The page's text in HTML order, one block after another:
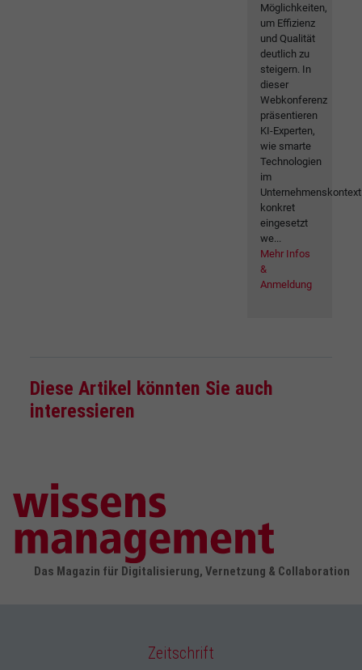
Möglichkeiten,
um Effizienz
und Qualität
deutlich zu
steigern. In
dieser
Webkonferenz
präsentieren
KI-Experten,
wie smarte
Technologien
im
Unternehmenskontext
konkret
eingesetzt
we...
Mehr Infos
&
Anmeldung
Diese Artikel könnten Sie auch
interessieren
Das Magazin für Digitalisierung, Vernetzung & Collaboration
Zeitschrift